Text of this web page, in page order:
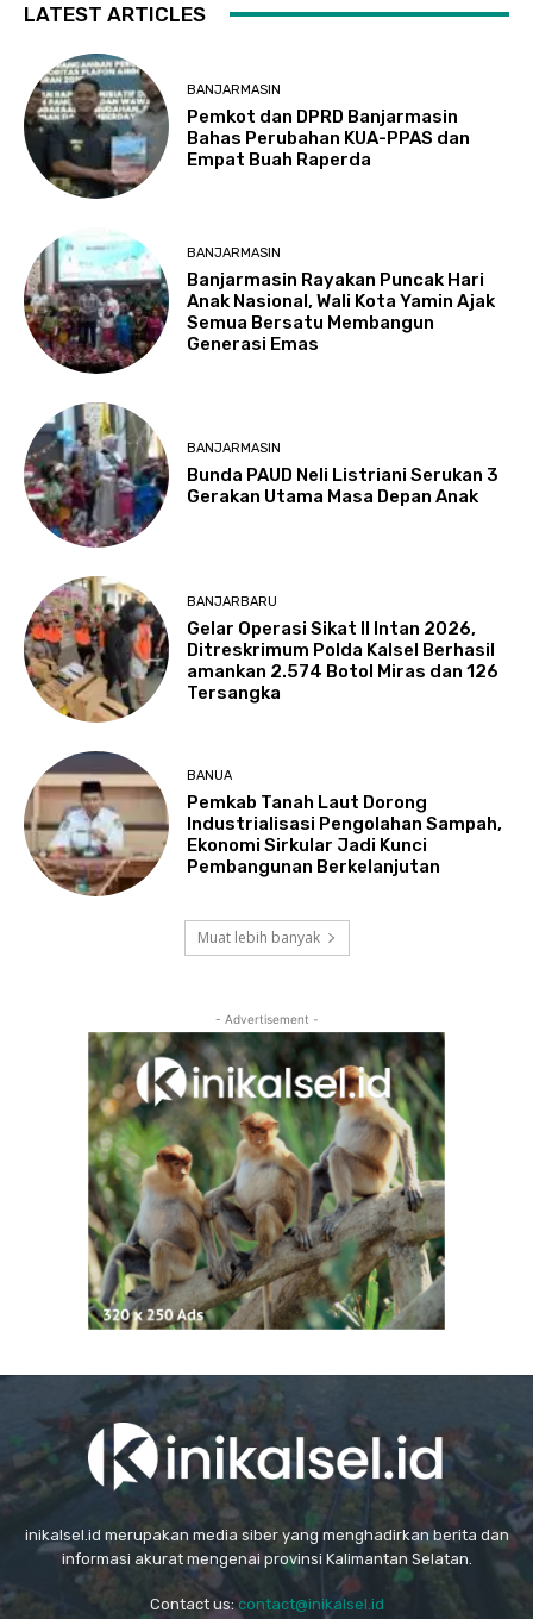
LATEST ARTICLES
BANJARMASIN
Pemkot dan DPRD Banjarmasin
Bahas Perubahan KUA-PPAS dan
Empat Buah Raperda
BANJARMASIN
Banjarmasin Rayakan Puncak Hari
Anak Nasional, Wali Kota Yamin Ajak
Semua Bersatu Membangun
Generasi Emas
BANJARMASIN
Bunda PAUD Neli Listriani Serukan 3
Gerakan Utama Masa Depan Anak
BANJARBARU
Gelar Operasi Sikat II Intan 2026,
Ditreskrimum Polda Kalsel Berhasil
amankan 2.574 Botol Miras dan 126
Tersangka
BANUA
Pemkab Tanah Laut Dorong
Industrialisasi Pengolahan Sampah,
Ekonomi Sirkular Jadi Kunci
Pembangunan Berkelanjutan
Muat lebih banyak
- Advertisement -
inikalsel.id merupakan media siber yang menghadirkan berita dan
informasi akurat mengenai provinsi Kalimantan Selatan.
Contact us:contact@inikalsel.id